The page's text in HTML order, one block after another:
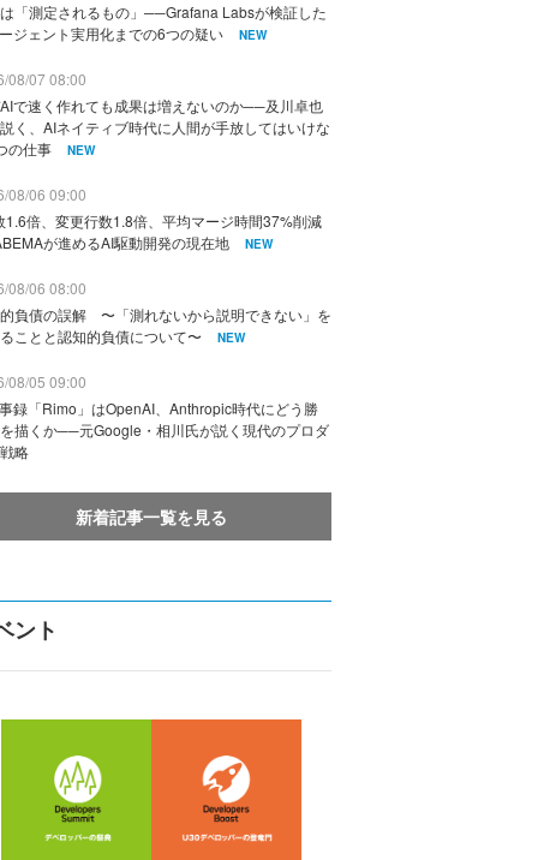
「測定されるもの」──Grafana Labsが検証した
ジェント実用化までの6つの疑い
NEW
08/07 08:00
で速く作れても成果は増えないのか──及川卓也
く、AIネイティブ時代に人間が手放してはいけな
の仕事
NEW
08/06 09:00
1.6倍、変更行数1.8倍、平均マージ時間37%削減
が進めるAI駆動開発の現在地
NEW
08/06 08:00
負債の誤解 〜「測れないから説明できない」を
ことと認知的負債について〜
NEW
08/05 09:00
録「Rimo」はOpenAI、Anthropic時代にどう勝
描くか──元Google・相川氏が説く現代のプロダ
略
新着記事一覧を見る
ント